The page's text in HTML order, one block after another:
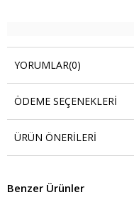
YORUMLAR(0)
ÖDEME SEÇENEKLERI
ÜRÜN ÖNERILERI
Benzer Ürünler